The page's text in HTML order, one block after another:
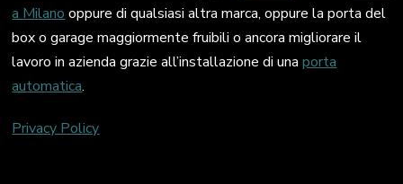
a Milano oppure di qualsiasi altra marca, oppure la porta del
box o garage maggiormente fruibili o ancora migliorare il
lavoro in azienda grazie all’installazione di unaporta
automatica.
Privacy Policy